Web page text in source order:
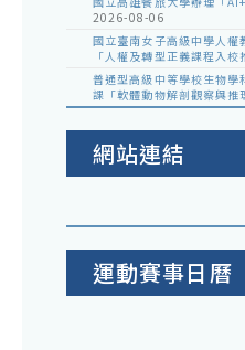
2026-08-06
國立臺南女子高級中學人
「人權及轉型正義課程入
普通型高級中等學校生物
課「軟體動物解剖觀察與推
網站連結
運動賽事日曆